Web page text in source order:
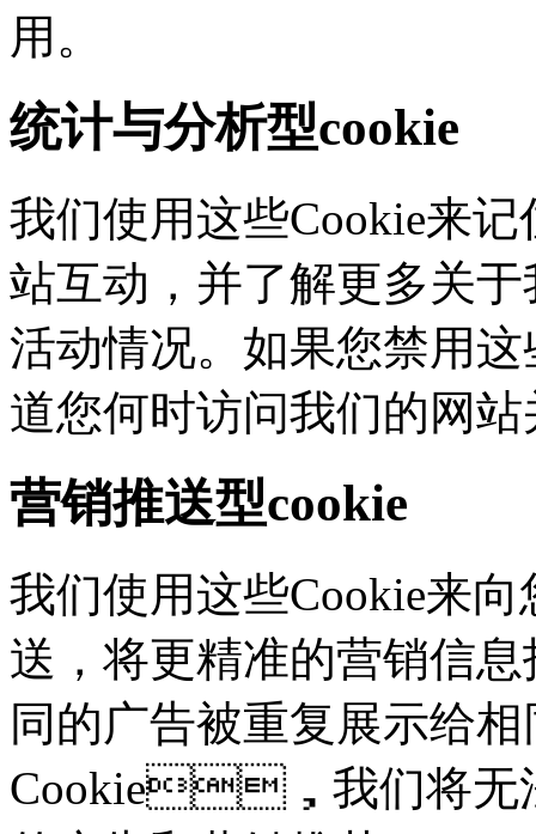
用。
统计与分析型cookie
我们使用这些Cookie来
站互动，并了解更多
活动情况。如果您禁用
道您何时访问我们的网
营销推送型cookie
我们使用这些Cookie来向
送，将更精准的营销信
同的广告被重复展示给
Cookie，我们将无